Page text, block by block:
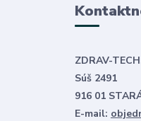
ZDRAV-
Súš 2491
916 01
E-mail: